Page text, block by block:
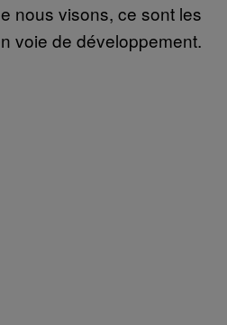
nous visons, ce sont les
voie de développement.